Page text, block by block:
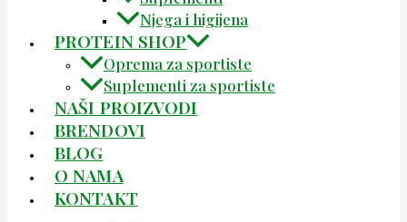
Njega i higijena
PROTEIN SHOP
Oprema za sportiste
Suplementi za sportiste
NAŠI PROIZVODI
BRENDOVI
BLOG
O NAMA
KONTAKT